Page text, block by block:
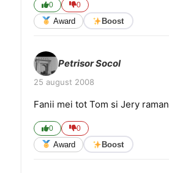
0 0
Award Boost
Petrisor Socol
25 august 2008
Fanii mei tot Tom si Jery raman
0 0
Award Boost